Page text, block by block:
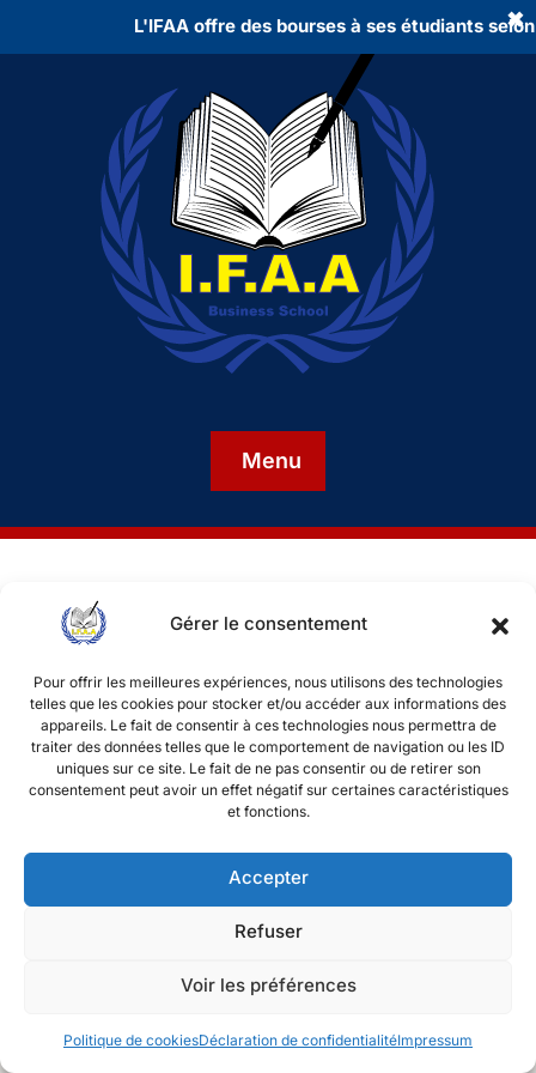
Gérer le consentement
Pour offrir les meilleures expériences, nous utilisons des technologies
telles que les cookies pour stocker et/ou accéder aux informations des
appareils. Le fait de consentir à ces technologies nous permettra de
traiter des données telles que le comportement de navigation ou les ID
uniques sur ce site. Le fait de ne pas consentir ou de retirer son
consentement peut avoir un effet négatif sur certaines caractéristiques
et fonctions.
Accepter
Refuser
Voir les préférences
Politique de cookiesDéclaration de confidentialitéImpressum
L'IFAA offre des bourses à ses étudiants ✖
Menu
Gallery Photo 8
Published 26 juillet 2018